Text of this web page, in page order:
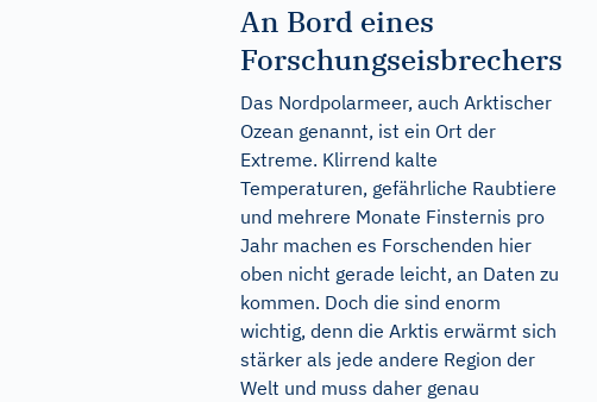
An Bord eines
Forschungseisbrechers
Das Nordpolarmeer, auch Arktischer
Ozean genannt, ist ein Ort der
Extreme. Klirrend kalte
Temperaturen, gefährliche Raubtiere
und mehrere Monate Finsternis pro
Jahr machen es Forschenden hier
oben nicht gerade leicht, an Daten zu
kommen. Doch die sind enorm
wichtig, denn die Arktis erwärmt sich
stärker als jede andere Region der
Welt und muss daher genau